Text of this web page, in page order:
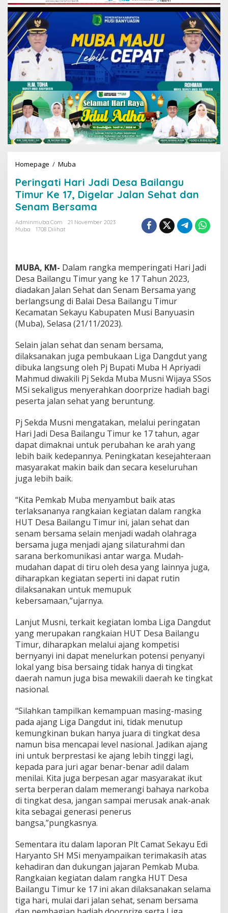
Homepage / Muba
r
n
g
a
r
i
a
d
i
D
e
a
B
a
i
l
a
n
u
i
m
u
r
7
,
D
e
l
a
r
a
l
n
S
h
a
t
d
e
n
a
m
e
r
s
a
m
a
Peringati Hari Jadi Desa Bailangu
Timur Ke 17, Digelar Jalan Sehat dan
Senam Bersama
Adminmuba.com
21 November 2023
Muba
1708 Dilihat
MUBA, KM- Dalam rangka memperingati Hari Jadi
Desa Bailangu Timur yang ke 17 Tahun 2023,
diadakan Jalan Sehat dan Senam Bersama yang
berlangsung di Balai Desa Bailangu Timur
Kecamatan Sekayu Kabupaten Musi Banyuasin
(Muba), Selasa (21/11/2023).
Selain jalan sehat dan senam bersama,
dilaksanakan juga pembukaan Liga Dangdut yang
dibuka langsung oleh Pj Bupati Muba H Apriyadi
Mahmud diwakili Pj Sekda Muba Musni Wijaya SSos
MSi sekaligus menyerahkan doorprize hadiah bagi
peserta jalan sehat yang beruntung.
Pj Sekda Musni mengatakan, melalui peringatan
Hari Jadi Desa Bailangu Timur ke 17 tahun, agar
dapat dimaknai untuk perubahan ke arah yang
lebih baik kedepannya. Peningkatan kesejahteraan
masyarakat makin baik dan secara keseluruhan
juga lebih baik.
“Kita Pemkab Muba menyambut baik atas
terlaksananya rangkaian kegiatan dalam rangka
HUT Desa Bailangu Timur ini, jalan sehat dan
senam bersama selain menjadi wadah olahraga
bersama juga menjadi ajang silaturahmi dan
sarana berkomunikasi antar warga. Mudah-
mudahan dapat di tiru oleh desa yang lainnya juga,
diharapkan kegiatan seperti ini dapat rutin
dilaksanakan untuk memupuk
kebersamaan,”ujarnya.
Lanjut Musni, terkait kegiatan lomba Liga Dangdut
yang merupakan rangkaian HUT Desa Bailangu
Timur, diharapkan melalui ajang kompetisi
bernyanyi ini dapat menelurkan potensi penyanyi
lokal yang bisa bersaing tidak hanya di tingkat
daerah namun juga bisa mewakili daerah ke tingkat
nasional.
“Silahkan tampilkan kemampuan masing-masing
pada ajang Liga Dangdut ini, tidak menutup
kemungkinan bukan hanya juara di tingkat desa
namun bisa mencapai level nasional. Jadikan ajang
ini untuk berprestasi ke ajang lebih tinggi lagi,
kepada para juri agar benar-benar adil dalam
menilai. Kita juga berpesan agar masyarakat ikut
serta berperan dalam memerangi bahaya narkoba
di tingkat desa, jangan sampai merusak anak-anak
kita sebagai generasi penerus
bangsa,”pungkasnya.
Sementara itu dalam laporan Plt Camat Sekayu Edi
Haryanto SH MSi menyampaikan terimakasih atas
kehadiran dan dukungan jajaran Pemkab Muba.
Rangkaian kegiatan dalam rangka HUT Desa
Bailangu Timur ke 17 ini akan dilaksanakan selama
tiga hari, mulai dari jalan sehat, senam bersama